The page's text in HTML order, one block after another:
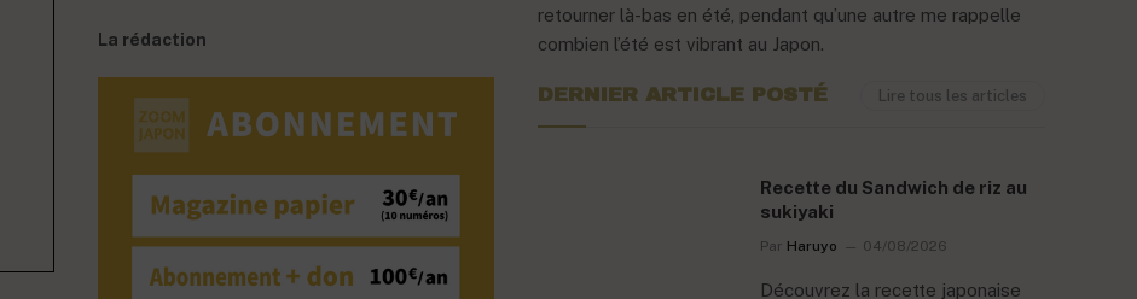
La rédaction
retourner là-bas en été, pendant qu’une autre me rappelle
combien l’été est vibrant au Japon.
DERNIER ARTICLE POSTÉ Lire tous les articles
Recette du Sandwich de riz au
sukiyaki
Par Haruyo 04/08/2026
Découvrez la recette japonaise